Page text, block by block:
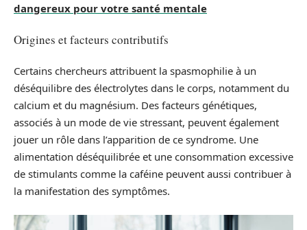
dangereux pour votre santé mentale
Origines et facteurs contributifs
Certains chercheurs attribuent la spasmophilie à un
déséquilibre des électrolytes dans le corps, notamment du
calcium et du magnésium. Des facteurs génétiques,
associés à un mode de vie stressant, peuvent également
jouer un rôle dans l’apparition de ce syndrome. Une
alimentation déséquilibrée et une consommation excessive
de stimulants comme la caféine peuvent aussi contribuer à
la manifestation des symptômes.